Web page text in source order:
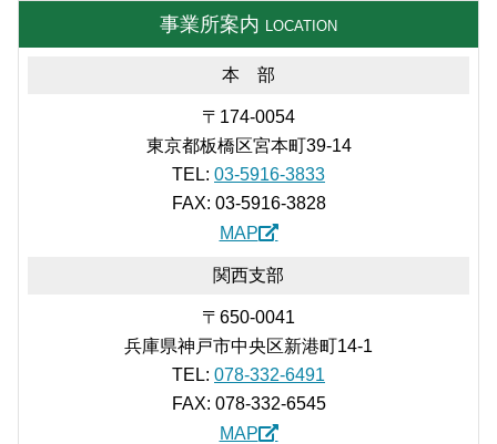
事業所案内 LOCATION
本 部
〒174-0054
東京都板橋区宮本町39-14
TEL: 03-5916-3833
FAX: 03-5916-3828
MAP
関西支部
〒650-0041
兵庫県神戸市中央区新港町14-1
TEL: 078-332-6491
FAX: 078-332-6545
MAP